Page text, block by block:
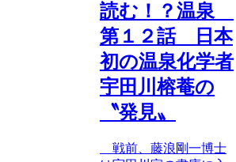
読む！？温泉
第１２話 日本
初の温泉化学者
宇田川榕菴の
〝発見〟
戦前、藤浪剛一博士